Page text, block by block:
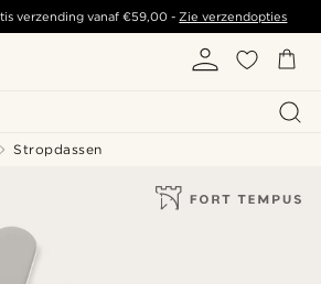
verzending vanaf€59,00 -Zie verzendopties
Stropdassen